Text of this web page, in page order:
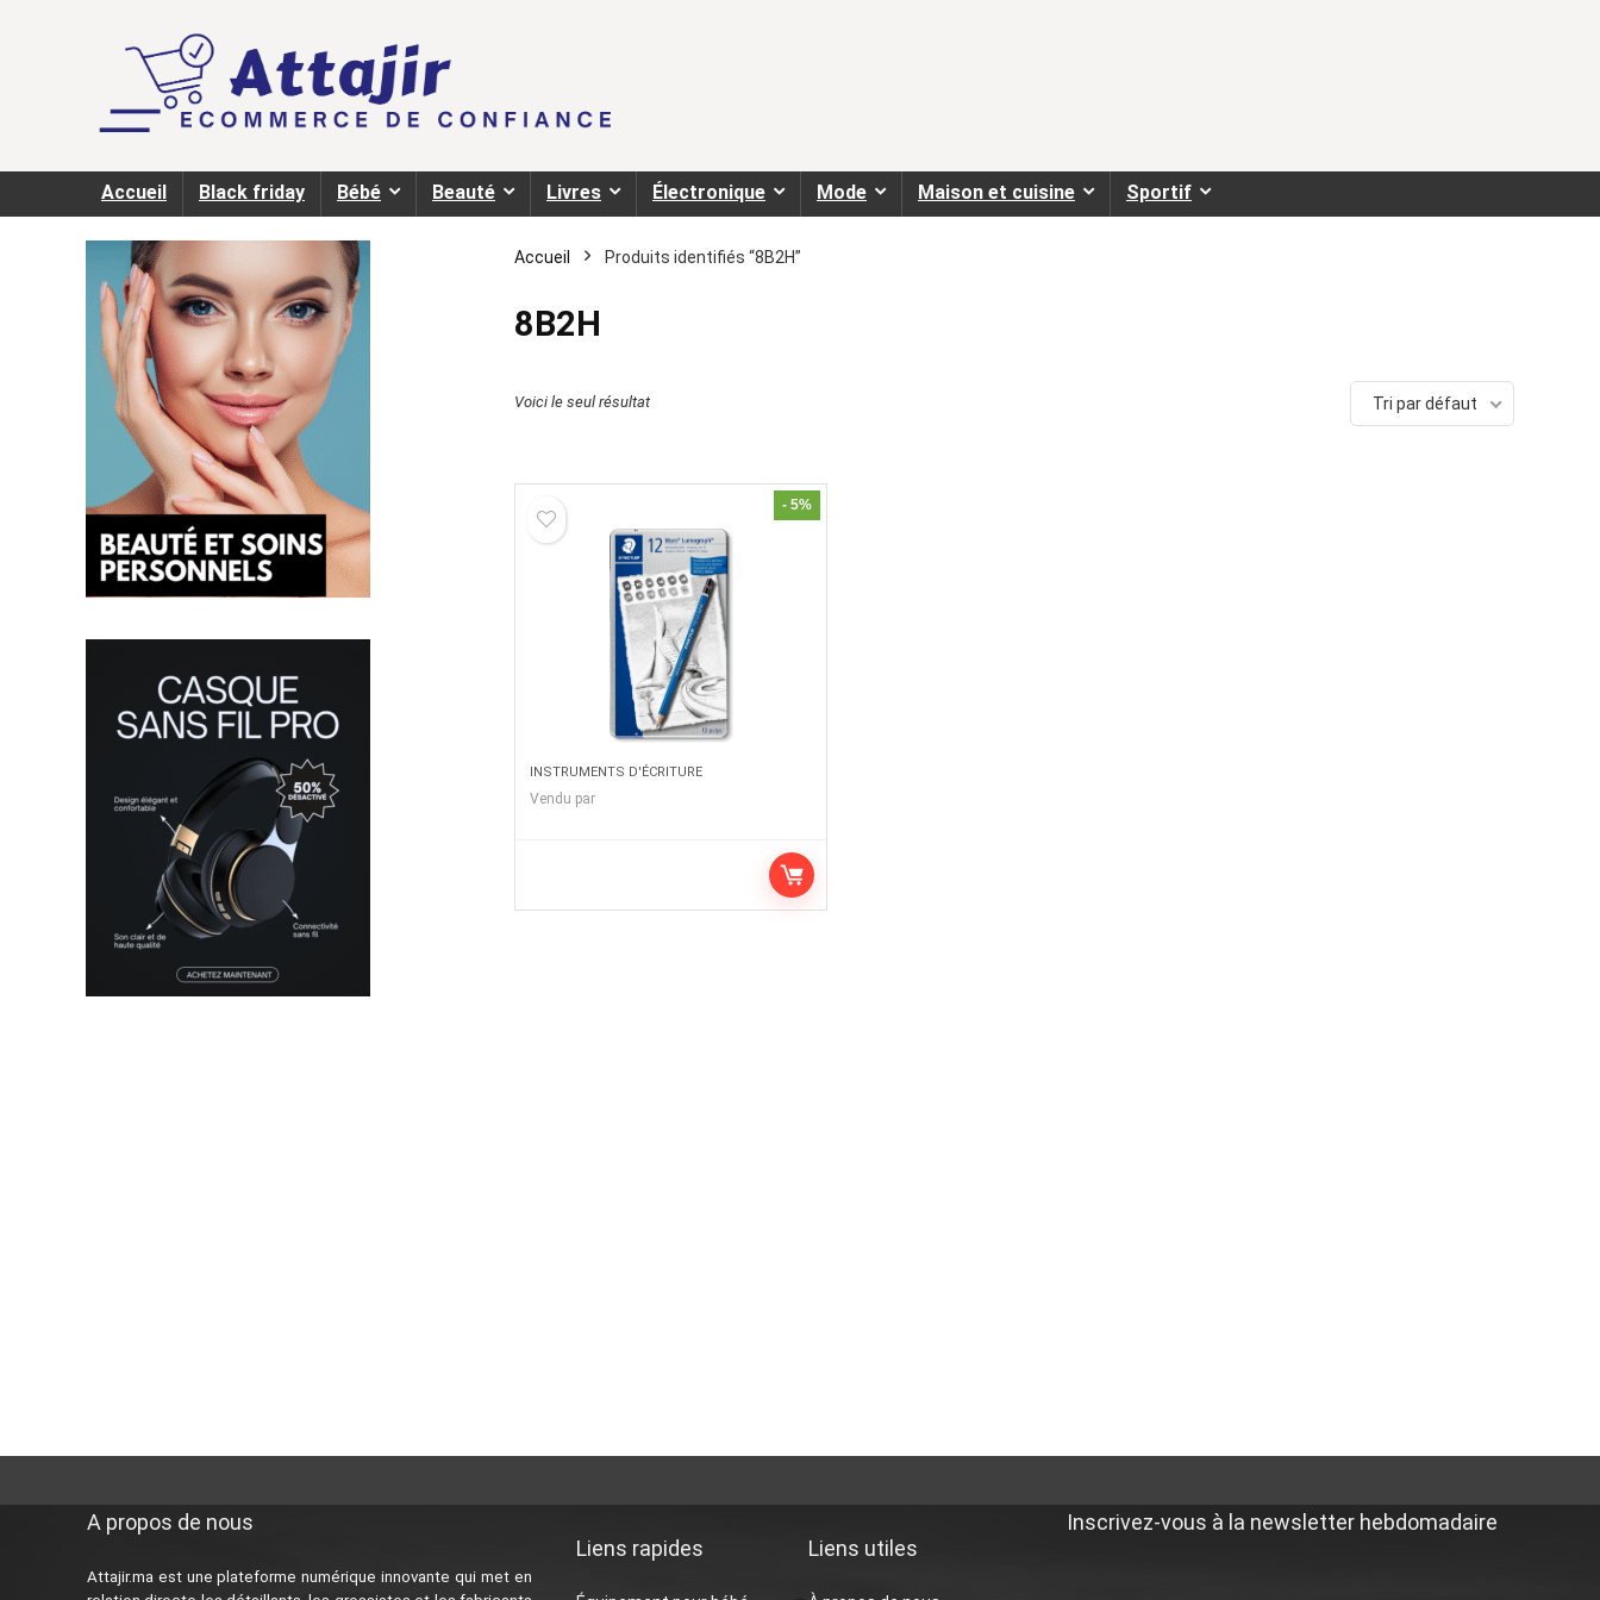
Accueil Black friday Bébé Beauté Livres Électronique Mode Maison et cuisine Sportif
Accueil Produits identifiés “8B2H”
8B2H
Voici le seul résultat Tri par défaut
- 5%
INSTRUMENTS D'ÉCRITURE
Vendu par
A propos de nous
Attajir.ma est une plateforme numérique innovante qui met en
Liens rapides Liens utiles
Inscrivez-vous à la newsletter hebdomadaire